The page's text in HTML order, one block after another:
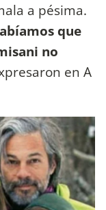
a pésima.
que
no
en A